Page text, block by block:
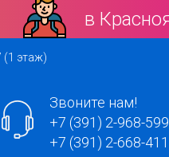
в
(1 этаж)
Звоните нам!
+7 (391) 2-968-599
+7 (391) 2-668-411